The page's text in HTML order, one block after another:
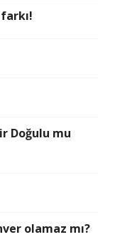
Doğulu mu
olamaz mı?